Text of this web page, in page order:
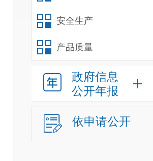
安全生产
产品质量
政府信息
公开年报
依申请公开